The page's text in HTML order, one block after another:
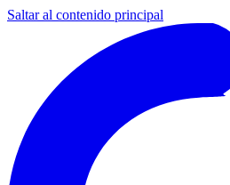
Saltar al contenido principal